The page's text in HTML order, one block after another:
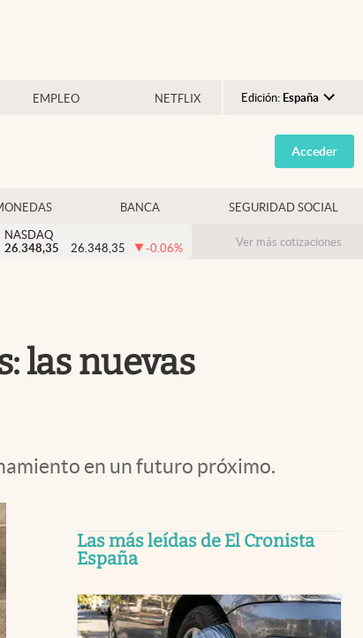
EMPLEO NETFLIX Edición: España
Argentina
España
USA
Colombia
Acceder
BANCA SEGURIDAD SOCIAL
NASDAQ
26.348,35
26.348,35 -0.06% Ver más cotizaciones
las nuevas
en un futuro próximo.
Las más leídas de El Cronista
España